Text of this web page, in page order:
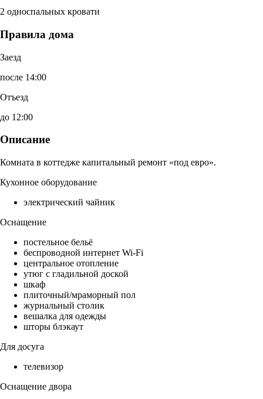
2 односпальных кровати
Правила дома
Заезд
после 14:00
Отъезд
до 12:00
Описание
Комната в коттедже капитальный ремонт «под евро».
Кухонное оборудование
электрический чайник
Оснащение
постельное бельё
беспроводной интернет Wi-Fi
центральное отопление
утюг с гладильной доской
шкаф
плиточный/мраморный пол
журнальный столик
вешалка для одежды
шторы блэкаут
Для досуга
телевизор
Оснащение двора